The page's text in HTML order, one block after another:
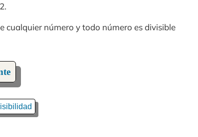
cualquier número y todo número es divisible